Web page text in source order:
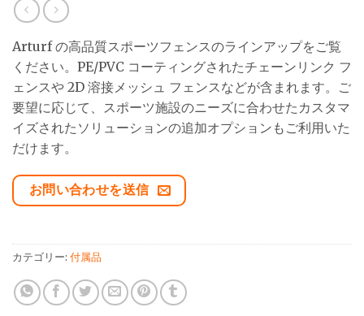
Arturf の高品質スポーツフェンスのラインアップをご覧
ください。PE/PVC コーティングされたチェーンリンク フ
ェンスや 2D 溶接メッシュ フェンスなどが含まれます。ご
要望に応じて、スポーツ施設のニーズに合わせたカスタマ
イズされたソリューションの追加オプションもご利用いた
だけます。
お問い合わせを送信
カテゴリー: 付属品